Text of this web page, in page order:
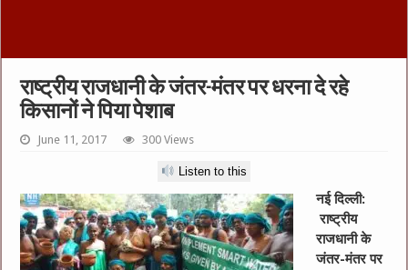
राष्ट्रीय राजधानी के जंतर-मंतर पर धरना दे रहे
किसानों ने पिया पेशाब
June 11, 2017 300 Views
Listen to this
नई दिल्ली:
राष्ट्रीय
राजधानी के
जंतर-मंतर पर